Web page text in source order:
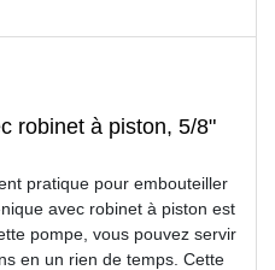
robinet à piston, 5/8"
pratique pour embouteiller
avec robinet à piston est
pompe, vous pouvez servir
en un rien de temps. Cette